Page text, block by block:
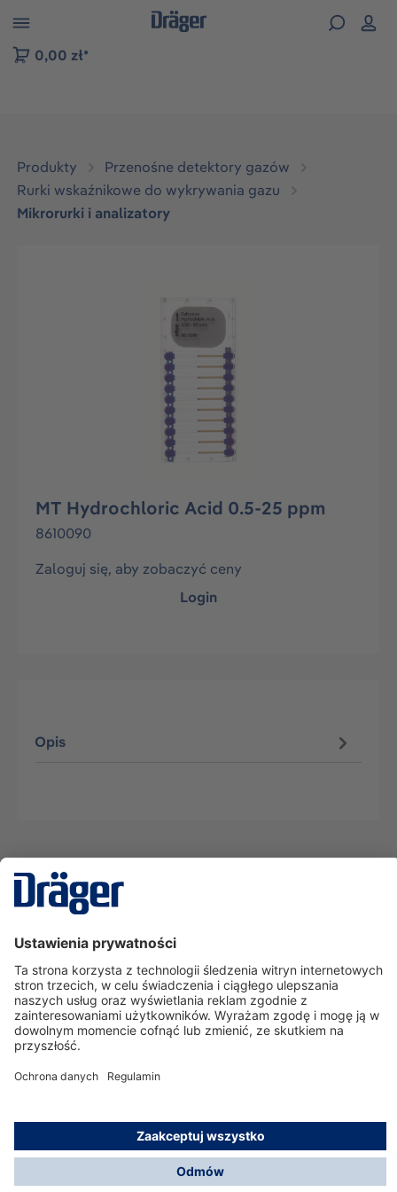
do nawigacji na platformie B2B
0,00 zł*
Produkty
Przenośne detektory gazów
Rurki wskaźnikowe do wykrywania gazu
Mikrorurki i analizatory
MT Hydrochloric Acid 0.5-25 ppm
8610090
Zaloguj się, aby zobaczyć ceny
Login
Opis
Serwisowa linia hotline
O nas
Korzystanie ze sklepu
© Dräger Polska Sp. z o.o., 2025
*Wszystkie ceny bez VAT, na warunkach opisanych w